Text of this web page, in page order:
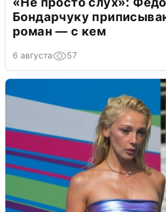
Бондарчуку
роман — с кем
6 августа 57